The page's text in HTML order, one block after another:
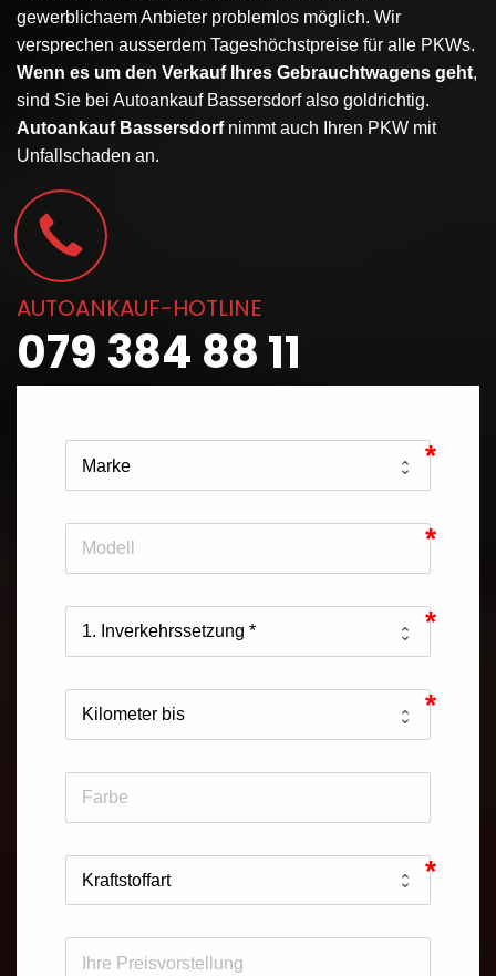
gewerblichaem Anbieter problemlos möglich. Wir
versprechen ausserdem Tageshöchstpreise für alle PKWs.
Wenn es um den Verkauf Ihres Gebrauchtwagens geht,
sind Sie bei Autoankauf Bassersdorf also goldrichtig.
Autoankauf Bassersdorfnimmt auch Ihren PKW mit
Unfallschaden an.
AUTOANKAUF-HOTLINE
079 384 88 11